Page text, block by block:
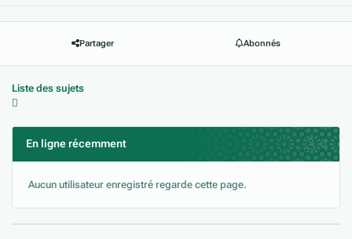
Partager Abonnés
Liste des sujets
En ligne récemment 0
Aucun utilisateur enregistré regarde cette page.